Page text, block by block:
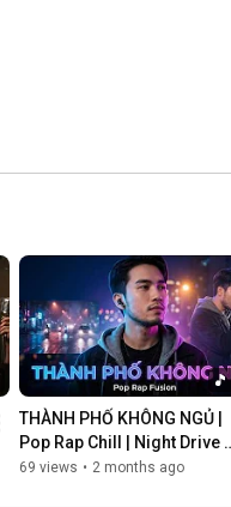
THÀNH PHỐ KHÔNG NGỦ |
Pop Rap Chill | Night Drive
Vibes
69 views • 2 months ago